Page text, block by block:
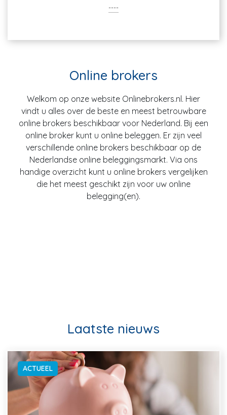
----
Online brokers
Welkom op onze website Onlinebrokers.nl. Hier
vindt u alles over de beste en meest betrouwbare
online brokers beschikbaar voor Nederland. Bij een
online broker kunt u online beleggen. Er zijn veel
verschillende online brokers beschikbaar op de
Nederlandse online beleggingsmarkt. Via ons
handige overzicht kunt u online brokers vergelijken
die het meest geschikt zijn voor uw online
belegging(en).
Laatste nieuws
ACTUEEL